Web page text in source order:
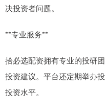
决投资者问题。
**专业服务**
拾必选配资拥有专业的投研
投资建议。平台还定期举办
投资水平。